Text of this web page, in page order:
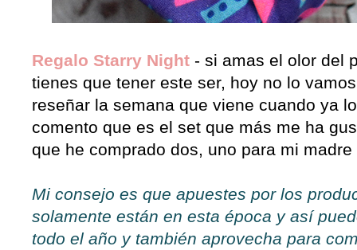
Regalo Starry Night - si amas el olor del
tienes que tener este ser, hoy no lo
reseñar la semana que viene cuando ya
comento que es el set que más me ha
que he comprado dos, uno para mi
Mi consejo es que apuestes por los
solamente están en esta época y así
todo el año y también aprovecha para